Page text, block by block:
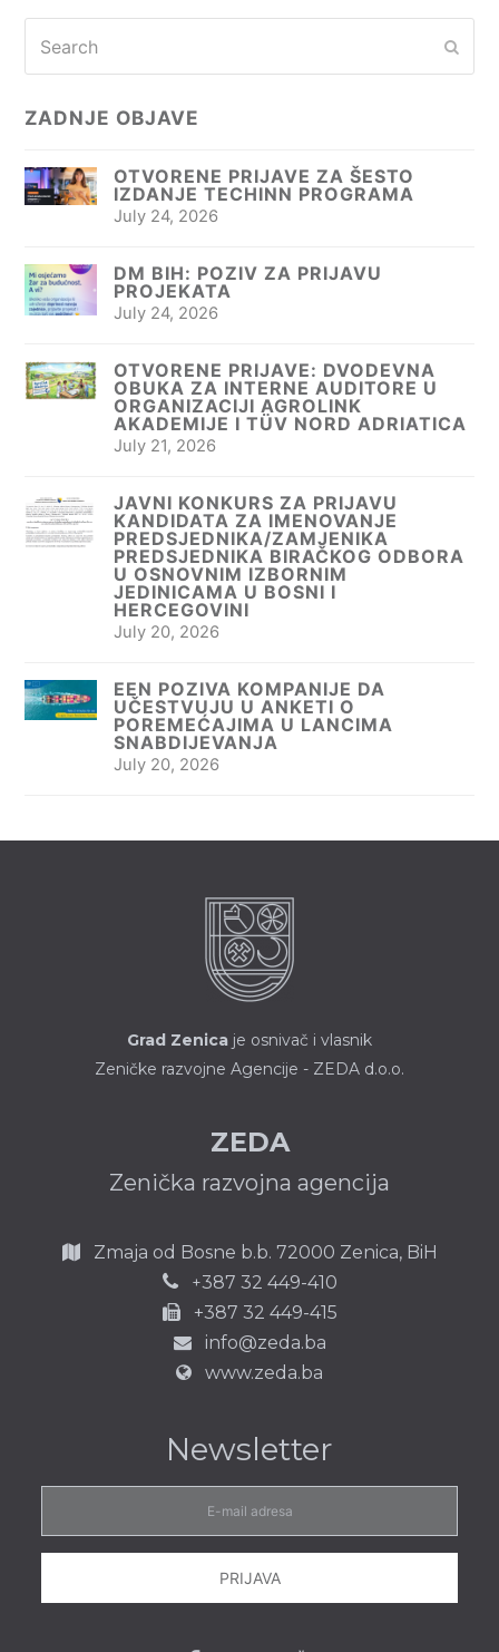
ZADNJE OBJAVE
OTVORENE PRIJAVE ZA ŠESTO
IZDANJE TECHINN PROGRAMA
July 24, 2026
DM BIH: POZIV ZA PRIJAVU
PROJEKATA
July 24, 2026
OTVORENE PRIJAVE: DVODEVNA
OBUKA ZA INTERNE AUDITORE U
ORGANIZACIJI AGROLINK
AKADEMIJE I TÜV NORD ADRIATICA
July 21, 2026
JAVNI KONKURS ZA PRIJAVU
KANDIDATA ZA IMENOVANJE
PREDSJEDNIKA/ZAMJENIKA
PREDSJEDNIKA BIRAČKOG ODBORA
U OSNOVNIM IZBORNIM
JEDINICAMA U BOSNI I
HERCEGOVINI
July 20, 2026
EEN POZIVA KOMPANIJE DA
UČESTVUJU U ANKETI O
POREMEĆAJIMA U LANCIMA
SNABDIJEVANJA
July 20, 2026
Grad Zenica je osnivač i vlasnik
Zeničke razvojne Agencije - ZEDA d.o.o.
ZEDA
Zenička razvojna agencija
Zmaja od Bosne b.b. 72000 Zenica, BiH
+387 32 449-410
+387 32 449-415
info@zeda.ba
www.zeda.ba
Newsletter
adresa
PRIJAVA